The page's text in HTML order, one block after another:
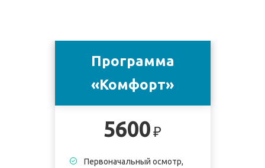
Программа
«Комфорт»
5600₽
Первоначальный осмотр,